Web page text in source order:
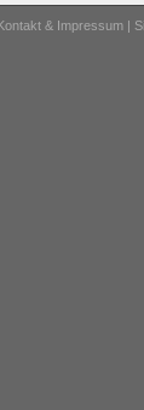
& Impressum |